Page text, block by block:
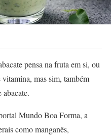
pensa na fruta em si, ou
mas sim, também
Mundo Boa Forma, a
como manganês,